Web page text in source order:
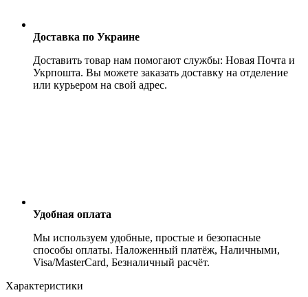
Доставка по Украине
Доставить товар нам помогают службы: Новая Почта и
Укрпошта. Вы можете заказать доставку на отделение
или курьером на свой адрес.
Удобная оплата
Мы используем удобные, простые и безопасные
способы оплаты. Наложенный платёж, Наличными,
Visa/MasterCard, Безналичный расчёт.
Характеристики